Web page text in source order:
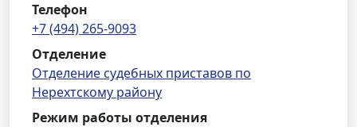
Телефон
+7 (494) 265-9093
Отделение
Отделение судебных приставов по
Нерехтскому району
Режим работы отделения